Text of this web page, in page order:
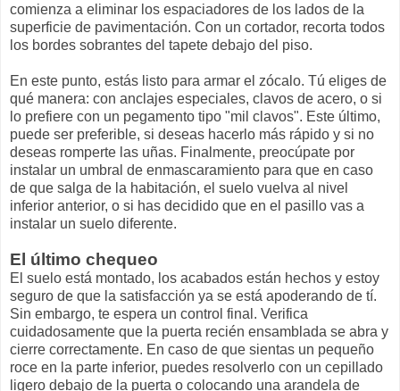
comienza a eliminar los espaciadores de los lados de la
superficie de pavimentación. Con un cortador, recorta todos
los bordes sobrantes del tapete debajo del piso.
En este punto, estás listo para armar el zócalo. Tú eliges de
qué manera: con anclajes especiales, clavos de acero, o si
lo prefiere con un pegamento tipo "mil clavos". Este último,
puede ser preferible, si deseas hacerlo más rápido y si no
deseas romperte las uñas. Finalmente, preocúpate por
instalar un umbral de enmascaramiento para que en caso
de que salga de la habitación, el suelo vuelva al nivel
inferior anterior, o si has decidido que en el pasillo vas a
instalar un suelo diferente.
El último chequeo
El suelo está montado, los acabados están hechos y estoy
seguro de que la satisfacción ya se está apoderando de tí.
Sin embargo, te espera un control final. Verifica
cuidadosamente que la puerta recién ensamblada se abra y
cierre correctamente. En caso de que sientas un pequeño
roce en la parte inferior, puedes resolverlo con un cepillado
ligero debajo de la puerta o colocando una arandela de